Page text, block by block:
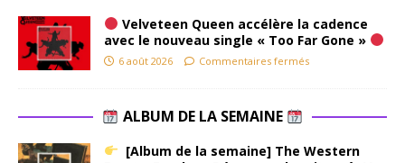
Velveteen Queen accélère la cadence
avec le nouveau single « Too Far Gone »
6 août 2026 Commentaires fermés
ALBUM DE LA SEMAINE
[Album de la semaine] The Western